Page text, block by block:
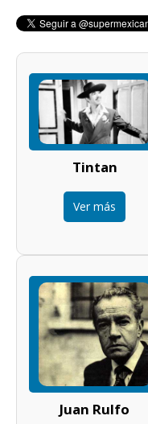
Tintan
Ver más
Juan Rulfo